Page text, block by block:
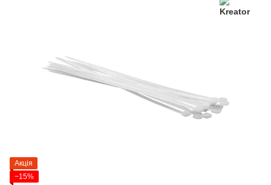
Акція
−15%